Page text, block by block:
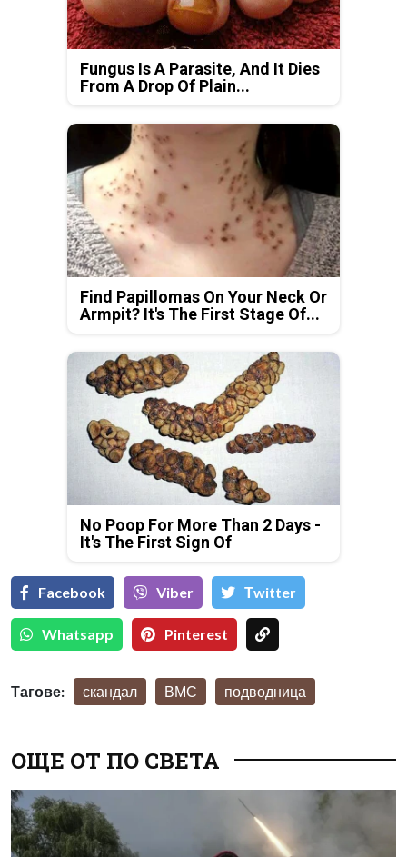
Fungus Is A Parasite, And It Dies
From A Drop Of Plain...
Find Papillomas On Your Neck Or
Armpit? It's The First Stage Of...
No Poop For More Than 2 Days -
It's The First Sign Of
Facebook Viber Тwitter
Whatsapp Pinterest
Тагове: скандал ВМС подводница
ОЩЕ ОТ ПО СВЕТА